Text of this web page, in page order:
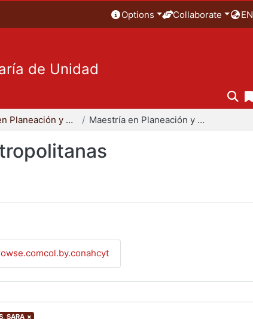
Options Collaborate EN
de Unidad
Maestría en Planeación y Políticas Metropolitanas Maestría en Planeación y Políticas Metropolitanas
SARA ×